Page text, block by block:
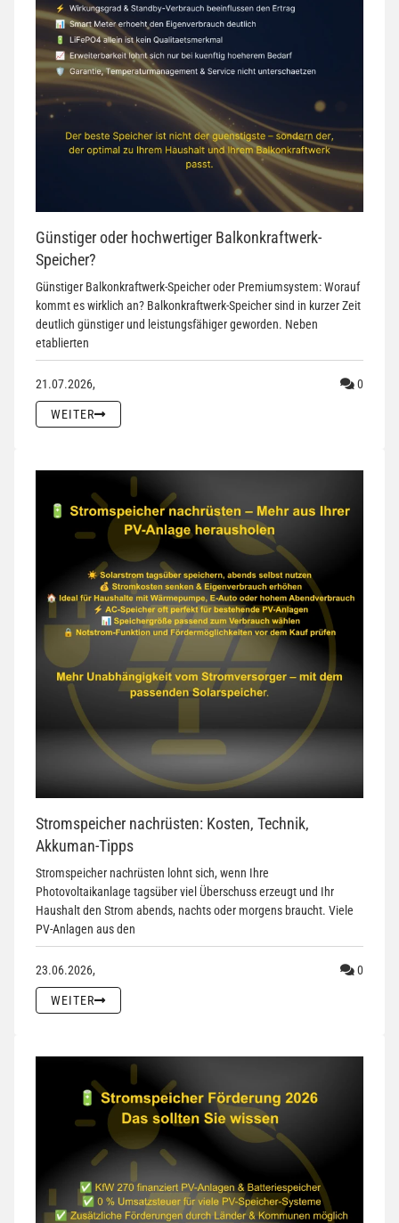
Günstiger oder hochwertiger Balkonkraftwerk-
Speicher?
Günstiger Balkonkraftwerk-Speicher oder Premiumsystem: Worauf
kommt es wirklich an? Balkonkraftwerk-Speicher sind in kurzer Zeit
deutlich günstiger und leistungsfähiger geworden. Neben
etablierten
21.07.2026, 0
WEITER
Stromspeicher nachrüsten: Kosten, Technik,
Akkuman-Tipps
Stromspeicher nachrüsten lohnt sich, wenn Ihre
Photovoltaikanlage tagsüber viel Überschuss erzeugt und Ihr
Haushalt den Strom abends, nachts oder morgens braucht. Viele
PV-Anlagen aus den
23.06.2026, 0
WEITER